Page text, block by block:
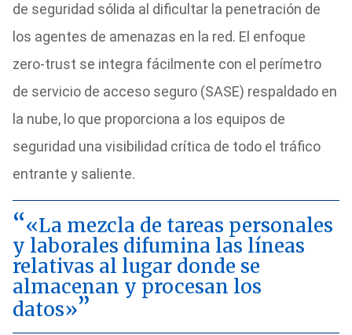
de seguridad sólida al dificultar la penetración de
los agentes de amenazas en la red. El enfoque
zero-trust se integra fácilmente con el perímetro
de servicio de acceso seguro (SASE) respaldado en
la nube, lo que proporciona a los equipos de
seguridad una visibilidad crítica de todo el tráfico
entrante y saliente.
«La mezcla de tareas personales
y laborales difumina las líneas
relativas al lugar donde se
almacenan y procesan los
datos»